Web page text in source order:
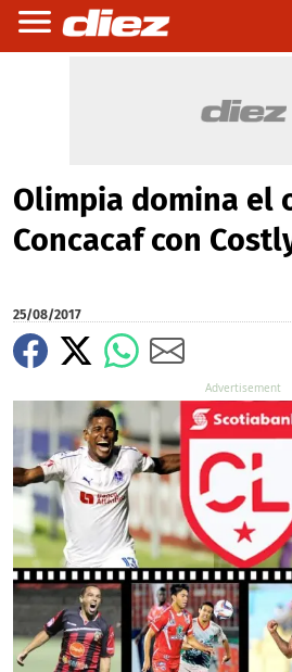
Olimpia domina el
Concacaf con
25/08/2017